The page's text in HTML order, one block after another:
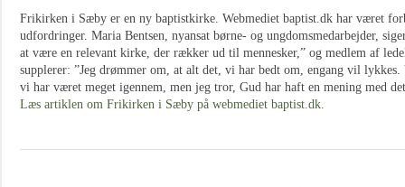
Frikirken i Sæby er en ny baptistkirke. Webmediet baptist.dk har været
udfordringer. Maria Bentsen, nyansat børne- og ungdomsmedarbejder,
at være en relevant kirke, der rækker ud til mennesker,” og medlem af
supplerer: ”Jeg drømmer om, at alt det, vi har bedt om, engang vil
vi har været meget igennem, men jeg tror, Gud har haft en mening med
Læs artiklen om Frikirken i Sæby på webmediet baptist.dk.